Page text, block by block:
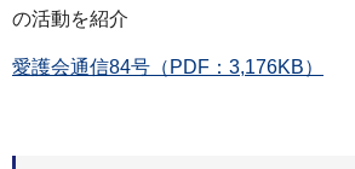
の活動を紹介
愛護会通信84号（PDF：3,176KB）